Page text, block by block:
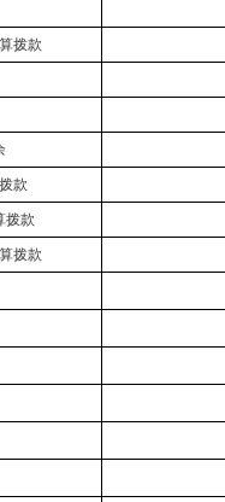
拨款
款
拨款
拨款